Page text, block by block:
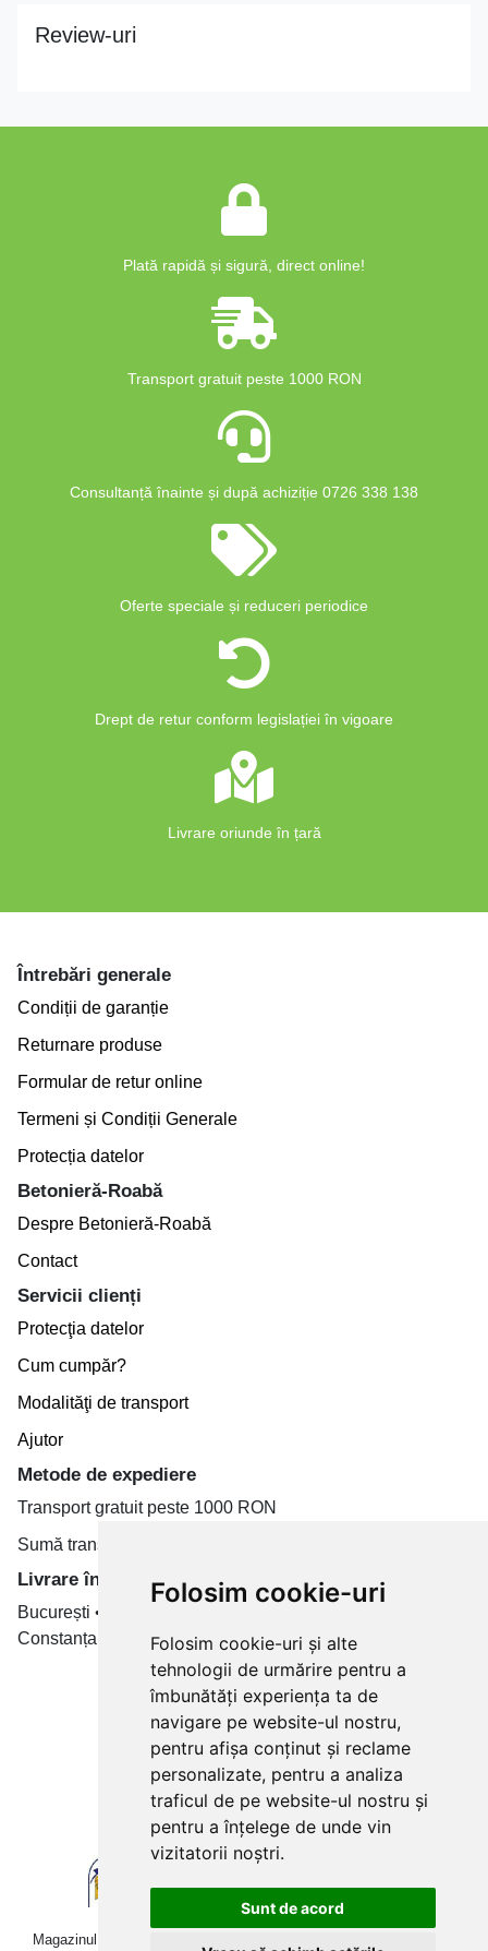
Folosim cookie-uri
Folosim cookie-uri și alte
tehnologii de urmărire pentru a
îmbunătăți experiența ta de
navigare pe website-ul nostru,
pentru afișa conținut și reclame
personalizate, pentru a analiza
traficul de pe website-ul nostru și
pentru a înțelege de unde vin
vizitatorii noștri.
Sunt de acord
Magazinul online betoniera-roaba.ro folosește cookies. Navigând în
Review-uri
Plată rapidă și sigură, direct online!
Transport gratuit peste 1000 RON
Consultanță înainte și după achiziție 0726 338 138
Oferte speciale și reduceri periodice
Drept de retur conform legislației în vigoare
Livrare oriunde în țară
Întrebări generale
Condiții de garanție
Returnare produse
Formular de retur online
Termeni și Condiții Generale
Protecția datelor
Betonieră-Roabă
Despre Betonieră-Roabă
Contact
Servicii clienți
Protecţia datelor
Cum cumpăr?
Modalităţi de transport
Ajutor
Metode de expediere
Transport gratuit peste 1000 RON
Sumă transport de la 19.99 RON
Livrare în toate țară
București • Cluj-Napoca • Brașov • Timișoara • Iași •
Constanța • Craiova
Plăți cu card bancar prin